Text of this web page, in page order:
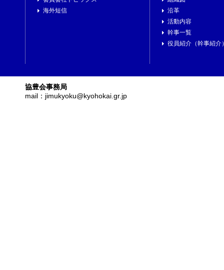
海外短信
沿革
活動内容
幹事一覧
役員紹介（幹事紹介
協豊会事務局
mail：jimukyoku@kyohokai.gr.jp